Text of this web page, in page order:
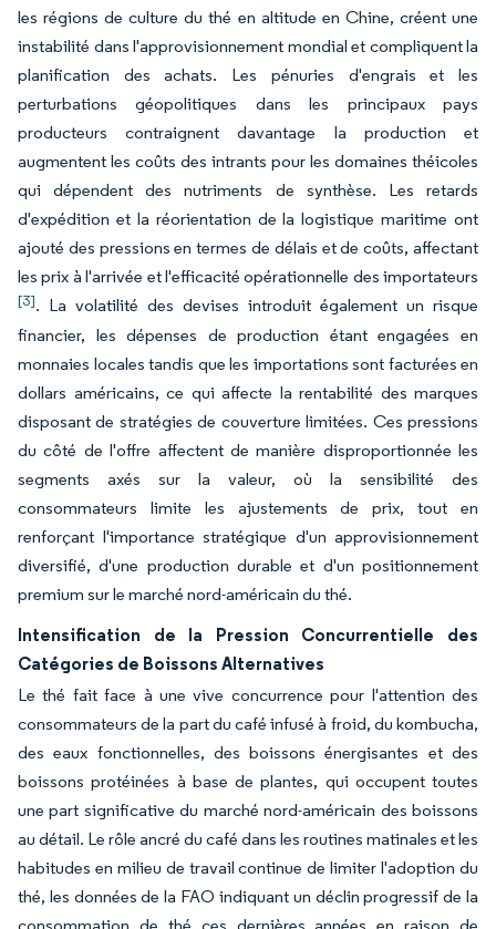
les régions de culture du thé en altitude en Chine, créent une
instabilité dans l'approvisionnement mondial et compliquent la
planification des achats. Les pénuries d'engrais et les
perturbations géopolitiques dans les principaux pays
producteurs contraignent davantage la production et
augmentent les coûts des intrants pour les domaines théicoles
qui dépendent des nutriments de synthèse. Les retards
d'expédition et la réorientation de la logistique maritime ont
ajouté des pressions en termes de délais et de coûts, affectant
les prix à l'arrivée et l'efficacité opérationnelle des importateurs
[3]. La volatilité des devises introduit également un risque
financier, les dépenses de production étant engagées en
monnaies locales tandis que les importations sont facturées en
dollars américains, ce qui affecte la rentabilité des marques
disposant de stratégies de couverture limitées. Ces pressions
du côté de l'offre affectent de manière disproportionnée les
segments axés sur la valeur, où la sensibilité des
consommateurs limite les ajustements de prix, tout en
renforçant l'importance stratégique d'un approvisionnement
diversifié, d'une production durable et d'un positionnement
premium sur le marché nord-américain du thé.
Intensification de la Pression Concurrentielle des
Catégories de Boissons Alternatives
Le thé fait face à une vive concurrence pour l'attention des
consommateurs de la part du café infusé à froid, du kombucha,
des eaux fonctionnelles, des boissons énergisantes et des
boissons protéinées à base de plantes, qui occupent toutes
une part significative du marché nord-américain des boissons
au détail. Le rôle ancré du café dans les routines matinales et les
habitudes en milieu de travail continue de limiter l'adoption du
thé, les données de la FAO indiquant un déclin progressif de la